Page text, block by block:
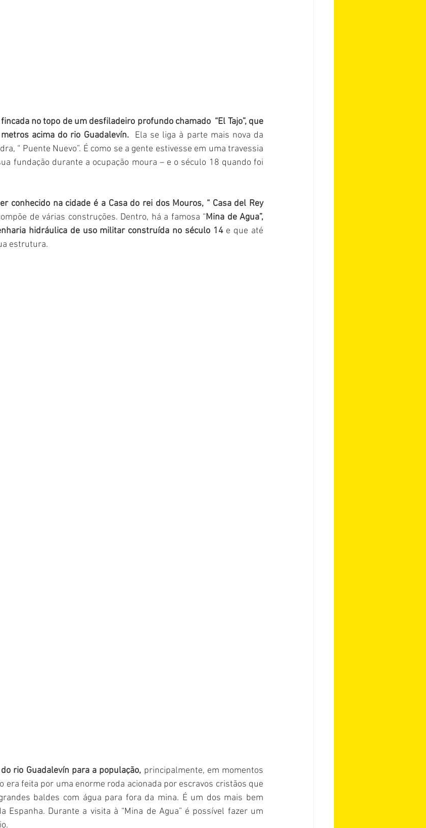
no topo de um desfiladeiro profundo chamado  “El Tajo”, que
acima do rio Guadalevín.
Ela se liga à parte mais nova da
“ Puente Nuevo”. É como se a gente estivesse em uma travessia
fundação durante a ocupação moura – e o século 18 quando foi
conhecido na cidade é a Casa do rei dos Mouros, “ Casa del Rey
de várias construções. Dentro, há a famosa “Mina de Agua”,
hidráulica de uso militar construída no século 14 e que até
estrutura.
rio Guadalevín para a população, principalmente, em momentos
era feita por uma enorme roda acionada por escravos cristãos que
baldes com água para fora da mina. É um dos mais bem
Espanha. Durante a visita à “Mina de Agua” é possível fazer um